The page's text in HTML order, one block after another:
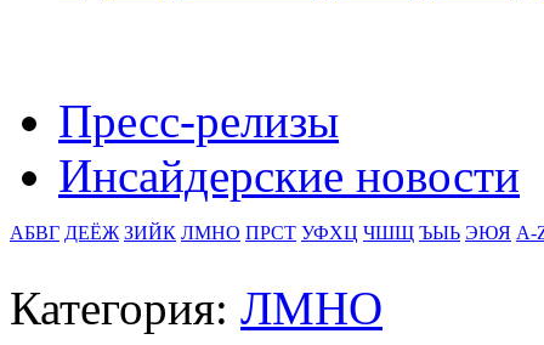
Пресс-релизы
Инсайдерские новости
АБВГ ДЕЁЖ ЗИЙК ЛМНО ПРСТ УФХЦ ЧШЩ ЪЫЬ ЭЮЯ A-
Категория: ЛМНО